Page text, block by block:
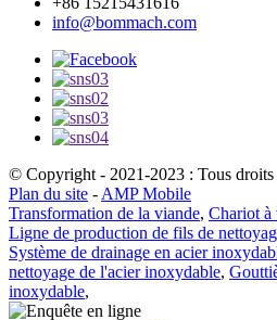
info@bommach.com
© Copyright - 2021-2023 : Tous droits
Plan du site - AMP Mobile
Transformation de la viande, Chariot à
Ligne de production de fils de
Système de drainage en acier
nettoyage de l'acier inoxydable,
inoxydable,